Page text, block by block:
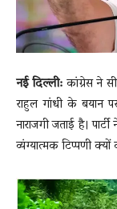
LIVE
नई दिल्ली:कांग्रेस ने
राहुल गांधी के बयान
नाराजगी जताई है।
व्यंग्यात्मक टिप्पणी क्यों